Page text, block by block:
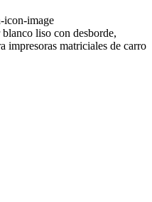
liso con desborde,
impresoras matriciales de carro